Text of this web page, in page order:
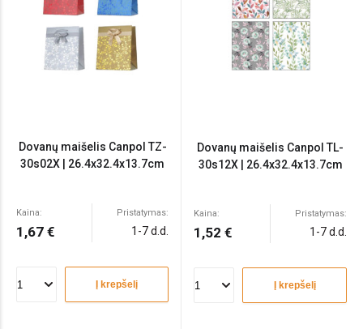
Dovanų maišelis Canpol TZ-
30s02X | 26.4x32.4x13.7cm
Kaina:
1,67 €
Pristatymas:
1-7 d.d.
Į krepšelį
Dovanų maišelis Canpol TL-
30s12X | 26.4x32.4x13.7cm
Kaina:
1,52 €
Pristatymas:
1-7 d.d.
Į krepšelį